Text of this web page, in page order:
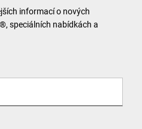
770/16
62500
informací o nových
speciálních nabídkách a